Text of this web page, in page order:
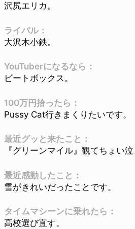
沢尻エリカ。
ライバル：
大沢木小鉄。
YouTuberになるなら：
ビートボックス。
100万円拾ったら：
Pussy Cat行きまくりたいです。
最近グッと来たこと：
『グリーンマイル』観てちょい
最近感動したこと：
雪がきれいだったことです。
タイムマシーンに乗れたら：
高校選び直す。